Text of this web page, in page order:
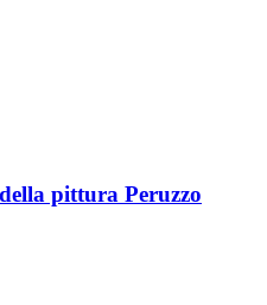
pittura Peruzzo